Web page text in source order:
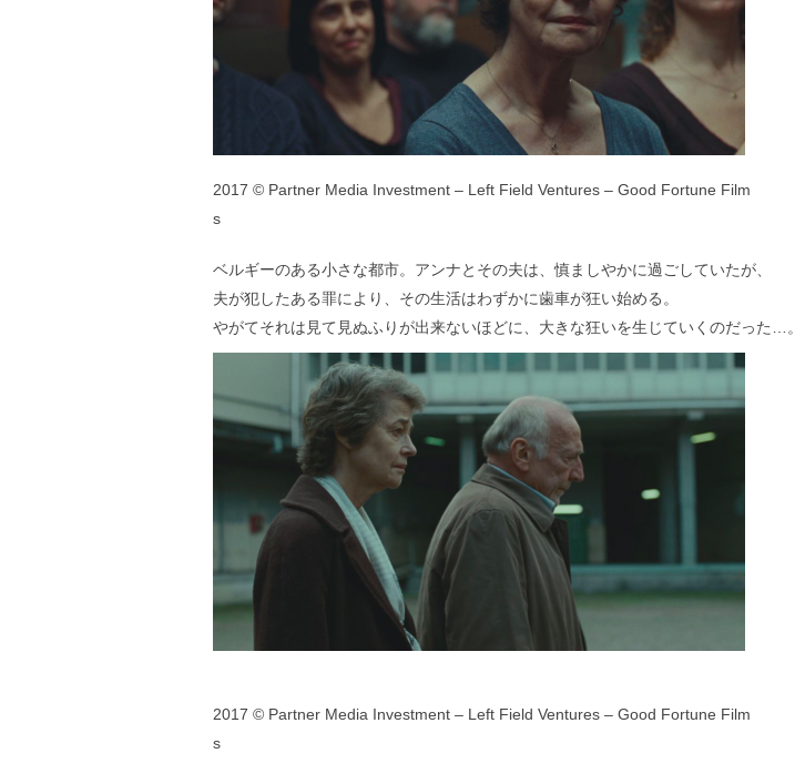
2017 © Partner Media Investment – Left Field Ventures – Good Fortune Film
s
ベルギーのある小さな都市。アンナとその夫は、慎ましやかに過ごしていたが、
夫が犯したある罪により、その生活はわずかに歯車が狂い始める。
やがてそれは見て見ぬふりが出来ないほどに、大きな狂いを生じていくのだった…。
2017 © Partner Media Investment – Left Field Ventures – Good Fortune Film
s